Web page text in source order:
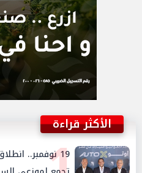
الأكثر قراءة
19 نوفمبر..